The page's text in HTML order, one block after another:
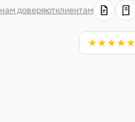
нам доверяютклиентам
★★★★★